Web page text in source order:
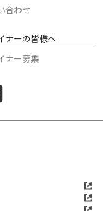
合わせ
ナーの皆様へ
ナー募集